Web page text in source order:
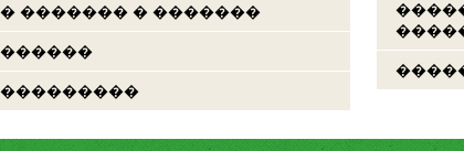
������� � �������